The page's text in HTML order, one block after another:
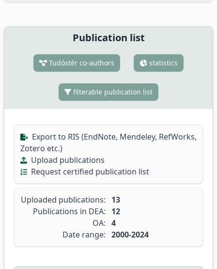
Publication list
Tudóstér co-authors statistics
filterable publication list
Export to RIS (EndNote, Mendeley, RefWorks,
Zotero etc.)
Upload publications
Request certified publication list
Uploaded publications:
13
Publications in DEA:
12
OA: 4
Date range: 2000-2024